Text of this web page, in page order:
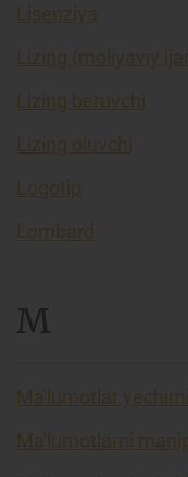
Lisenziya
Lizing (moliyaviy
Lizing beruvchi
Lizing oluvchi
Logotip
Lombard
M
Ma'lumotlar
Ma'lumotlarni